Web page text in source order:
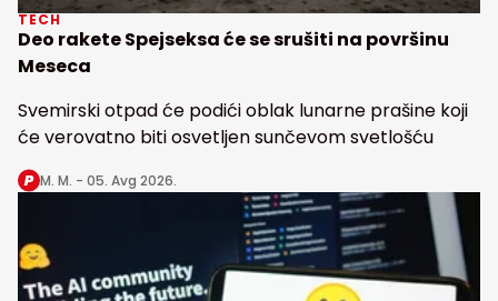
TECH
Deo rakete Spejseksa će se srušiti na površinu
Meseca
Svemirski otpad će podići oblak lunarne prašine koji
će verovatno biti osvetljen sunčevom svetlošću
M. M. - 05. Avg 2026.